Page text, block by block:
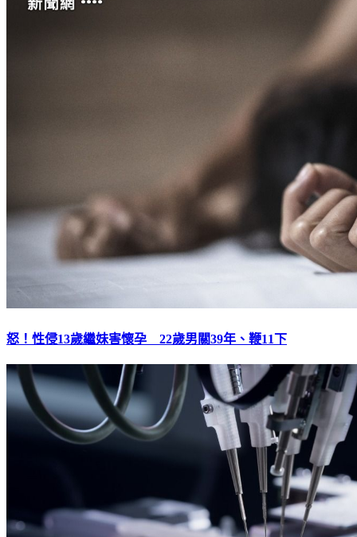
怒！性侵13歲繼妹害懷孕 22歲男關39年、鞭11下